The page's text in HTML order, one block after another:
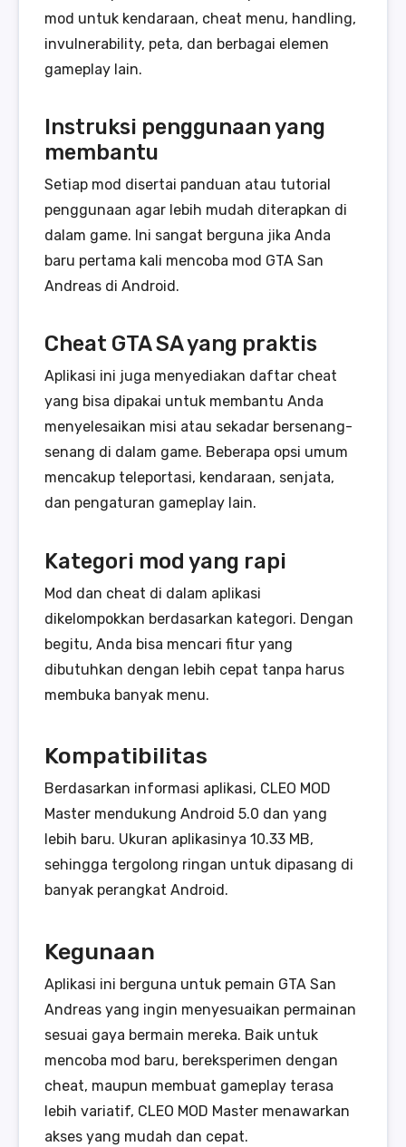
mod untuk kendaraan, cheat menu, handling,
invulnerability, peta, dan berbagai elemen
gameplay lain.
Instruksi penggunaan yang
membantu
Setiap mod disertai panduan atau tutorial
penggunaan agar lebih mudah diterapkan di
dalam game. Ini sangat berguna jika Anda
baru pertama kali mencoba mod GTA San
Andreas di Android.
Cheat GTA SA yang praktis
Aplikasi ini juga menyediakan daftar cheat
yang bisa dipakai untuk membantu Anda
menyelesaikan misi atau sekadar bersenang-
senang di dalam game. Beberapa opsi umum
mencakup teleportasi, kendaraan, senjata,
dan pengaturan gameplay lain.
Kategori mod yang rapi
Mod dan cheat di dalam aplikasi
dikelompokkan berdasarkan kategori. Dengan
begitu, Anda bisa mencari fitur yang
dibutuhkan dengan lebih cepat tanpa harus
membuka banyak menu.
Kompatibilitas
Berdasarkan informasi aplikasi, CLEO MOD
Master mendukung Android 5.0 dan yang
lebih baru. Ukuran aplikasinya 10.33 MB,
sehingga tergolong ringan untuk dipasang di
banyak perangkat Android.
Kegunaan
Aplikasi ini berguna untuk pemain GTA San
Andreas yang ingin menyesuaikan permainan
sesuai gaya bermain mereka. Baik untuk
mencoba mod baru, bereksperimen dengan
cheat, maupun membuat gameplay terasa
lebih variatif, CLEO MOD Master menawarkan
akses yang mudah dan cepat.